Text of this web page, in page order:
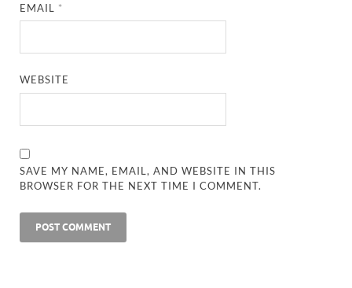
EMAIL *
WEBSITE
SAVE MY NAME, EMAIL, AND WEBSITE IN THIS
BROWSER FOR THE NEXT TIME I COMMENT.